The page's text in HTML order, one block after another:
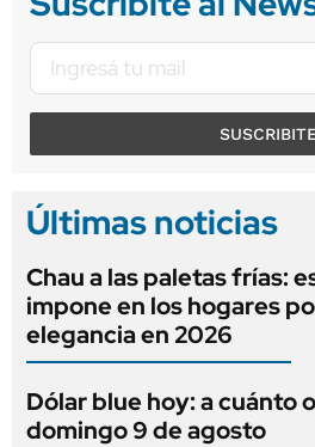
SUSCRIBITE
Últimas noticias
Chau a las paletas frías:
impone en los hogares
elegancia en 2026
Dólar blue hoy: a cuánto
domingo 9 de agosto